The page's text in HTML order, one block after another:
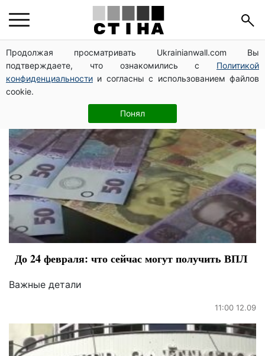
Продолжая просматривать Ukrainianwall.com Вы
подтверждаете, что ознакомились с Политикой
конфиденциальности и согласны с использованием файлов
cookie.
Понял
финансовая помощь
До 24 февраля: что сейчас могут получить ВПЛ
Важные детали
11:00 12.09